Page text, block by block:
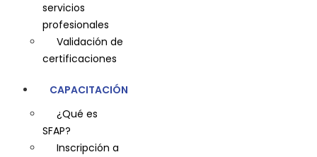
servicios
profesionales
Validación de
certificaciones
CAPACITACIÓN
¿Qué es
SFAP?
Inscripción a